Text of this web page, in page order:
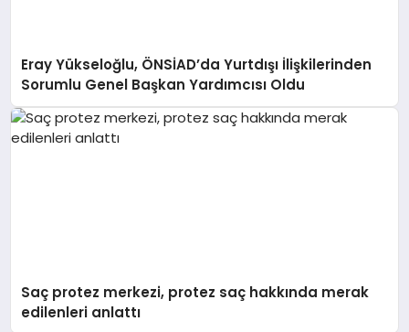
Eray Yükseloğlu, ÖNSİAD’da Yurtdışı İlişkilerinden
Sorumlu Genel Başkan Yardımcısı Oldu
Saç protez merkezi, protez saç hakkında merak
edilenleri anlattı